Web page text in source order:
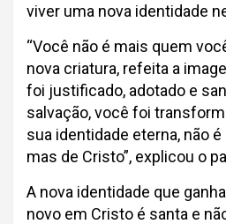
viver uma nova identidade
“Você não é mais quem
nova criatura, refeita a
foi justificado, adotado e
salvação, você foi
sua identidade eterna, não
mas de Cristo”, explicou o
A nova identidade que
novo em Cristo é santa e